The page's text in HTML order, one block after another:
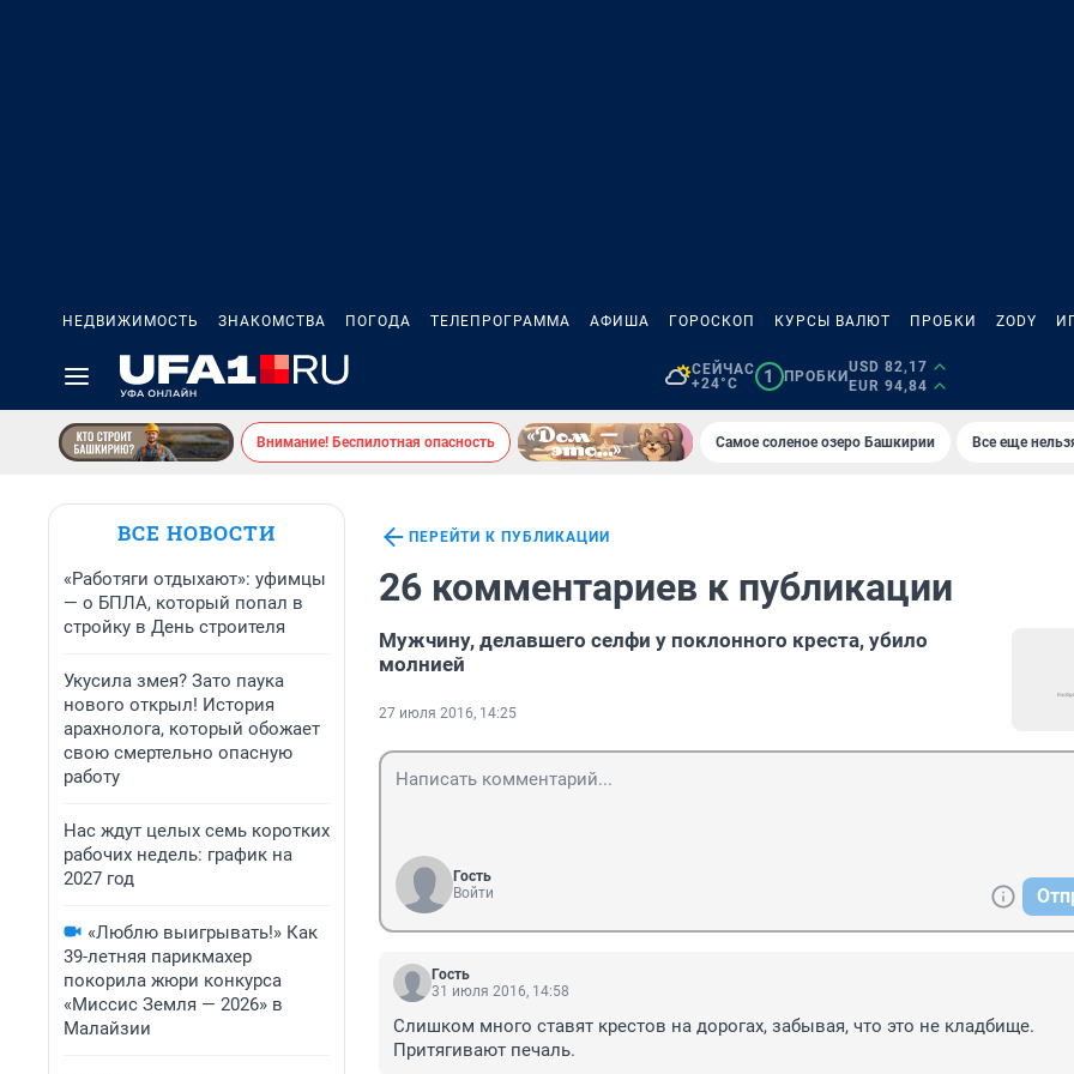
НЕДВИЖИМОСТЬ ЗНАКОМСТВА ПОГОДА ТЕЛЕПРОГРАММА АФИША ГОРОСКОП КУРСЫ ВАЛЮТ ПРОБКИ ZODY
СЕЙЧАС
+24°C
1 ПРОБКИ
USD 82,17
EUR 94,84
Внимание! Беспилотная опасность Самое соленое озеро Башкирии Все еще
ВСЕ НОВОСТИ
«Работяги отдыхают»: уфимцы
— о БПЛА, который попал в
стройку в День строителя
Укусила змея? Зато паука
нового открыл! История
арахнолога, который обожает
свою смертельно опасную
работу
Нас ждут целых семь коротких
рабочих недель: график на
2027 год
«Люблю выигрывать!» Как
39-летняя парикмахер
покорила жюри конкурса
«Миссис Земля — 2026» в
Малайзии
ПЕРЕЙТИ К ПУБЛИКАЦИИ
26 комментариев к публикации
Мужчину, делавшего селфи у поклонного креста, убило
молнией
27 июля 2016, 14:25
Гость
Войти
Гость
31 июля 2016, 14:58
Слишком много ставят крестов на дорогах, забывая, что это не кладбище.
Притягивают печаль.